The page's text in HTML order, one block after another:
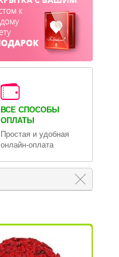
ВСЕ СПОСОБЫ
ОПЛАТЫ
Простая и удобная
онлайн-оплата